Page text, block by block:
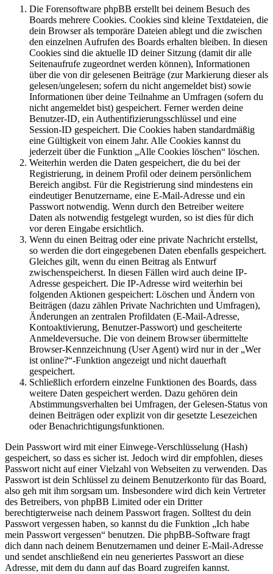
Die Forensoftware phpBB erstellt bei deinem Besuch des
Boards mehrere Cookies. Cookies sind kleine Textdateien, die
dein Browser als temporäre Dateien ablegt und die zwischen
den einzelnen Aufrufen des Boards erhalten bleiben. In diesen
Cookies sind die aktuelle ID deiner Sitzung (damit dir alle
Seitenaufrufe zugeordnet werden können), Informationen
über die von dir gelesenen Beiträge (zur Markierung dieser als
gelesen/ungelesen; sofern du nicht angemeldet bist) sowie
Informationen über deine Teilnahme an Umfragen (sofern du
nicht angemeldet bist) gespeichert. Ferner werden deine
Benutzer-ID, ein Authentifizierungsschlüssel und eine
Session-ID gespeichert. Die Cookies haben standardmäßig
eine Gültigkeit von einem Jahr. Alle Cookies kannst du
jederzeit über die Funktion „Alle Cookies löschen“ löschen.
Weiterhin werden die Daten gespeichert, die du bei der
Registrierung, in deinem Profil oder deinem persönlichem
Bereich angibst. Für die Registrierung sind mindestens ein
eindeutiger Benutzername, eine E-Mail-Adresse und ein
Passwort notwendig. Wenn durch den Betreiber weitere
Daten als notwendig festgelegt wurden, so ist dies für dich
vor deren Eingabe ersichtlich.
Wenn du einen Beitrag oder eine private Nachricht erstellst,
so werden die dort eingegebenen Daten ebenfalls gespeichert.
Gleiches gilt, wenn du einen Beitrag als Entwurf
zwischenspeicherst. In diesen Fällen wird auch deine IP-
Adresse gespeichert. Die IP-Adresse wird weiterhin bei
folgenden Aktionen gespeichert: Löschen und Ändern von
Beiträgen (dazu zählen Private Nachrichten und Umfragen),
Änderungen an zentralen Profildaten (E-Mail-Adresse,
Kontoaktivierung, Benutzer-Passwort) und gescheiterte
Anmeldeversuche. Die von deinem Browser übermittelte
Browser-Kennzeichnung (User Agent) wird nur in der „Wer
ist online?“-Funktion angezeigt und nicht dauerhaft
gespeichert.
Schließlich erfordern einzelne Funktionen des Boards, dass
weitere Daten gespeichert werden. Dazu gehören dein
Abstimmungsverhalten bei Umfragen, der Gelesen-Status von
deinen Beiträgen oder explizit von dir gesetzte Lesezeichen
oder Benachrichtigungsfunktionen.
Dein Passwort wird mit einer Einwege-Verschlüsselung (Hash)
gespeichert, so dass es sicher ist. Jedoch wird dir empfohlen, dieses
Passwort nicht auf einer Vielzahl von Webseiten zu verwenden. Das
Passwort ist dein Schlüssel zu deinem Benutzerkonto für das Board,
also geh mit ihm sorgsam um. Insbesondere wird dich kein Vertreter
des Betreibers, von phpBB Limited oder ein Dritter
berechtigterweise nach deinem Passwort fragen. Solltest du dein
Passwort vergessen haben, so kannst du die Funktion „Ich habe
mein Passwort vergessen“ benutzen. Die phpBB-Software fragt
dich dann nach deinem Benutzernamen und deiner E-Mail-Adresse
und sendet anschließend ein neu generiertes Passwort an diese
Adresse, mit dem du dann auf das Board zugreifen kannst.